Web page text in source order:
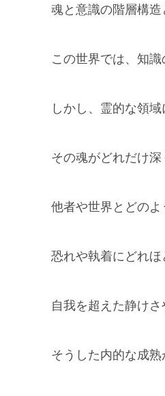
魂と意識の階層構造
この世界では、知
しかし、霊的な領
その魂がどれだけ深
他者や世界とどのよ
恐れや執着にどれほ
自我を超えた静け
そうした内的な成熟